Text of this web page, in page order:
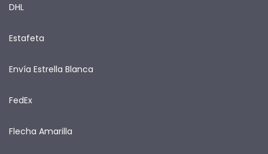
DHL
Estafeta
Envía Estrella Blanca
FedEx
Flecha Amarilla